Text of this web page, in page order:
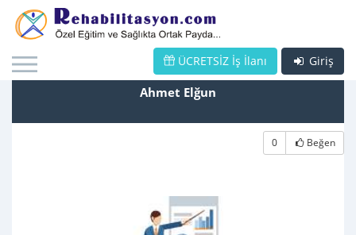
Giriş
ÜCRETSİZ İş İlanı
Ahmet Elğun
0 Beğen